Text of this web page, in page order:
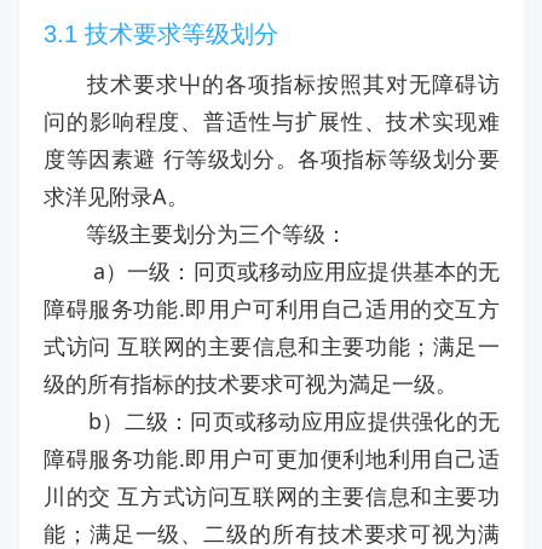
3.1 技术要求等级划分
技术要求屮的各项指标按照其对无障碍访
问的影响程度、普适性与扩展性、技术实现难
度等因素避 行等级划分。各项指标等级划分要
求洋见附录A。
等级主要划分为三个等级：
a）一级：冋页或移动应用应提供基本的无
障碍服务功能.即用户可利用自己适用的交互方
式访问 互联网的主要信息和主要功能；满足一
级的所有指标的技术要求可视为満足一级。
b）二级：冋页或移动应用应提供强化的无
障碍服务功能.即用户可更加便利地利用自己适
川的交 互方式访问互联网的主要信息和主要功
能；满足一级、二级的所有技术要求可视为满